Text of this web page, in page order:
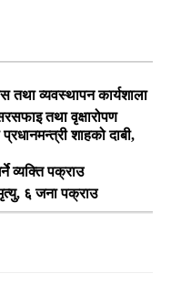
तथा व्यवस्थापन कार्यशाला
तथा वृक्षारोपण
शाहको दाबी,
व्यक्ति पक्राउ
६ जना पक्राउ